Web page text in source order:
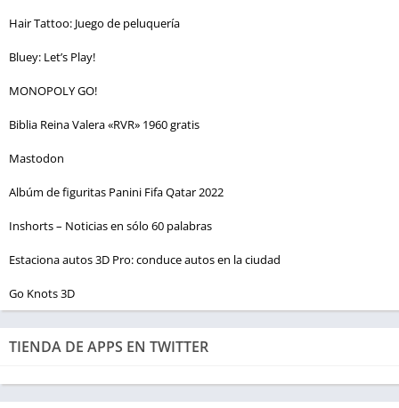
Hair Tattoo: Juego de peluquería
Bluey: Let’s Play!
MONOPOLY GO!
Biblia Reina Valera «RVR» 1960 gratis
Mastodon
Albúm de figuritas Panini Fifa Qatar 2022
Inshorts – Noticias en sólo 60 palabras
Estaciona autos 3D Pro: conduce autos en la ciudad
Go Knots 3D
TIENDA DE APPS EN TWITTER